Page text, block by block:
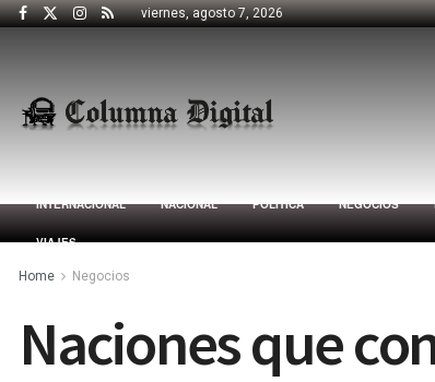
viernes, agosto 7, 2026
INTERNACIONAL NACIONAL POLÍTICA NEGOCIOS
VIAJES
Home Negocios
Naciones que